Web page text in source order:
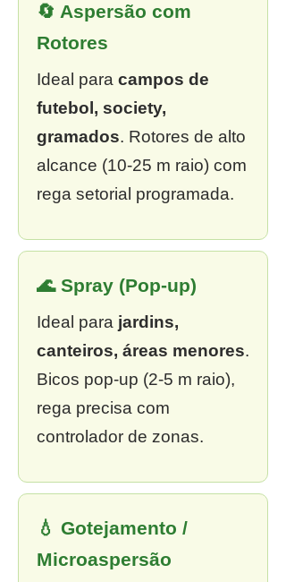
🔄 Aspersão com
Rotores
Ideal para campos de
futebol, society,
gramados. Rotores de alto
alcance (10-25 m raio) com
rega setorial programada.
🌊 Spray (Pop-up)
Ideal para jardins,
canteiros, áreas menores.
Bicos pop-up (2-5 m raio),
rega precisa com
controlador de zonas.
💧 Gotejamento /
Microaspersão